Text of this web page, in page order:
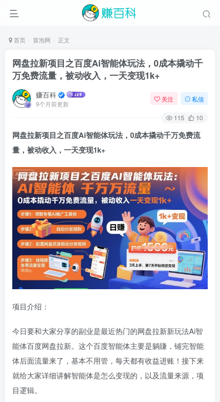
首页 冒泡网 正文
网盘拉新项目之百度Ai智能体玩法，0成本撬动千
万免费流量，被动收入，一天变现1k+
赚百科
9个月前更新
关注 私信
115 10
网盘拉新项目之百度Ai智能体玩法，0成本撬动千万免费流
量，被动收入，一天变现1k+
项目介绍：
今日要和大家分享的副业是最近热门的网盘拉新新玩法Ai智
能体百度网盘拉新。这个百度智能体主要是躺賺，铺完智能
体后面流量来了，基本不用管，每天都有收益进账！接下来
就给大家详细讲解智能体是怎么变现的，以及流量来源，项
目逻辑。